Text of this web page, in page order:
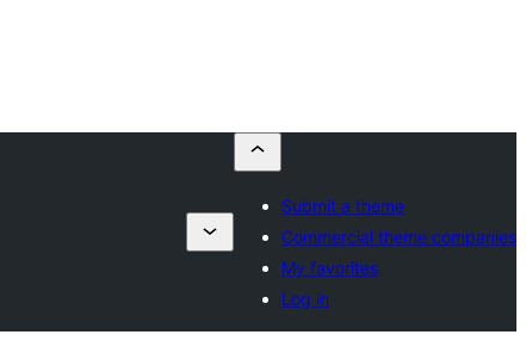
Submit a theme
Commercial theme companies
My favorites
Log in